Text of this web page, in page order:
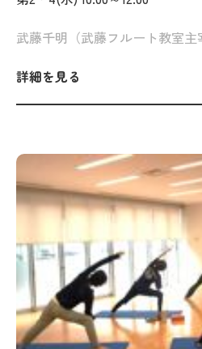
武藤千明（武藤フルート教室
詳細を見る